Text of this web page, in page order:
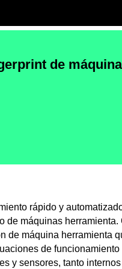
de máquina
rápido y
de máquinas
de máquina herramienta
de
y sensores, tanto